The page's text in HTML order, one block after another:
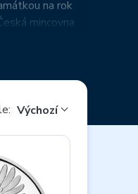
na rok
mincovna
Výchozí